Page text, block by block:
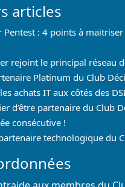
articles
Pentest : 4 points à
rejoint le principal réseau
Platinum du Club
achats IT aux côtés des
d’être partenaire du Club
consécutive !
technologique du